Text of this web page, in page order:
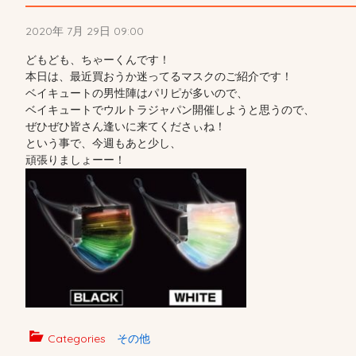
2020年 7月 29日 09:00
どもども、ちゃーくんです！
本日は、最近買おうか迷ってるマスクのご紹介です！
ベイキュートの男性陣はパリピが多いので、
ベイキュートでウルトラジャパン開催しようと思うので、
ぜひぜひ皆さん逢いに来てくださぃね！
という事で、今週もあと少し、
頑張りましょーー！
Categories その他